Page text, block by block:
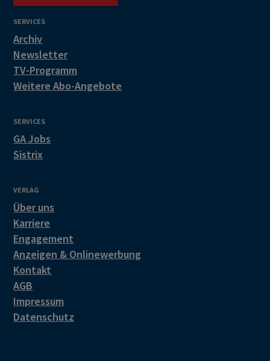
SERVICES
Archiv
Newsletter
TV-Programm
Weitere Abo-Angebote
SERVICES
GA Jobs
Sistrix
VERLAG
Über uns
Karriere
Engagement
Anzeigen & Onlinewerbung
Kontakt
AGB
Impressum
Datenschutz